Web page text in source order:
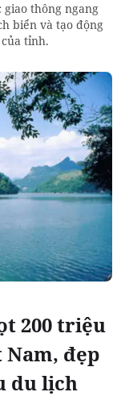
thông ngang
biển và tạo động
tỉnh.
200 triệu
đẹp
du lịch